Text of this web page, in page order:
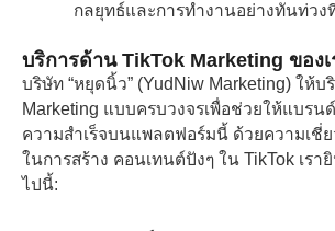
กลยุทธ์และการทำงานอย่างทันท่วง
บริการด้าน TikTok Marketing ของเ
บริษัท “หยุดนิ้ว” (YudNiw Marketing) ให้บ
Marketing แบบครบวงจรเพื่อช่วยให้แบร
ความสำเร็จบนแพลตฟอร์มนี้ ด้วยความเชี่
ในการสร้าง คอนเทนต์ปังๆ ใน TikTok เรา
ไปนี้: